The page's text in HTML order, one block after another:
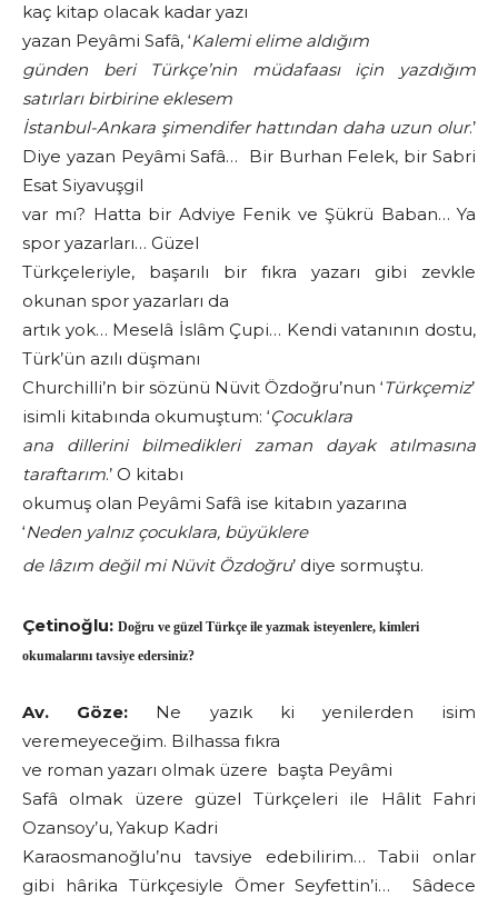
kaç kitap olacak kadar yazı
yazan Peyâmi Safâ, ‘Kalemi elime aldığım
günden beri Türkçe’nin müdafaası için yazdığım
satırları birbirine eklesem
İstanbul-Ankara şimendifer hattından daha uzun olur.’
Diye yazan Peyâmi Safâ… Bir Burhan Felek, bir Sabri
Esat Siyavuşgil
var mı? Hatta bir Adviye Fenik ve Şükrü Baban… Ya
spor yazarları… Güzel
Türkçeleriyle, başarılı bir fıkra yazarı gibi zevkle
okunan spor yazarları da
artık yok… Meselâ İslâm Çupi… Kendi vatanının dostu,
Türk’ün azılı düşmanı
Churchilli’n bir sözünü Nüvit Özdoğru’nun ‘Türkçemiz’
isimli kitabında okumuştum: ‘Çocuklara
ana dillerini bilmedikleri zaman dayak atılmasına
taraftarım.’ O kitabı
okumuş olan Peyâmi Safâ ise kitabın yazarına
‘Neden yalnız çocuklara, büyüklere
de lâzım değil mi Nüvit Özdoğru’ diye sormuştu.
Çetinoğlu: Doğru ve güzel Türkçe ile yazmak isteyenlere, kimleri
okumalarını tavsiye edersiniz?
Av. Göze: Ne yazık ki yenilerden isim
veremeyeceğim. Bilhassa fıkra
ve roman yazarı olmak üzere başta Peyâmi
Safâ olmak üzere güzel Türkçeleri ile Hâlit Fahri
Ozansoy’u, Yakup Kadri
Karaosmanoğlu’nu tavsiye edebilirim… Tabii onlar
gibi hârika Türkçesiyle Ömer Seyfettin’i… Sâdece